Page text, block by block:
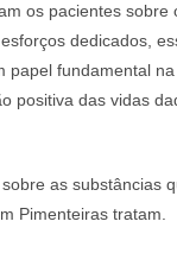
os pacientes sobre
dedicados,
papel fundamental
positiva das vidas
as substâncias
Pimenteiras tratam.